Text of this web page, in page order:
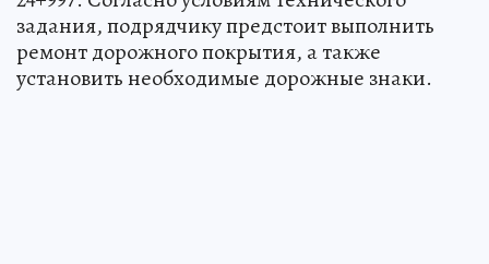
задания, подрядчику предстоит выполнить
ремонт дорожного покрытия, а также
установить необходимые дорожные знаки.